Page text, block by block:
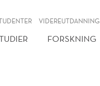
VIDEREUTDANNING
FORSKNING